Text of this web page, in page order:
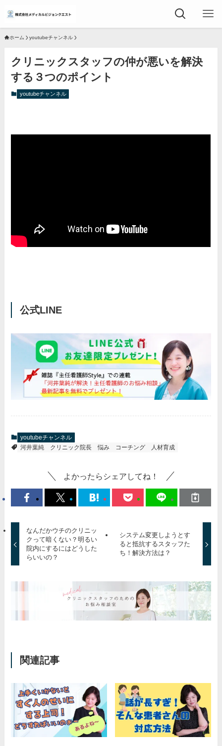
ホーム youtubeチャンネル
クリニックスタッフの仲が悪いを解決
する３つのポイント
youtubeチャンネル
公式LINE
youtubeチャンネル
河井葉純
クリニック院長 悩み コーチング 人材育成
よかったらシェアしてね！
なんだかウチのクリニッ
クって暗くない？明るい
院内にするにはどうした
らいいの？
システム変更しようとす
ると抵抗するスタッフた
ち！解決方法は？
関連記事